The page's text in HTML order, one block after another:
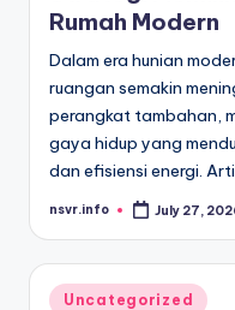
Rumah Modern
Dalam era hunian
ruangan semakin
perangkat tambahan,
gaya hidup yang
dan efisiensi energi.
Posted
nsvr.info July 27,
Posted
Uncategorized